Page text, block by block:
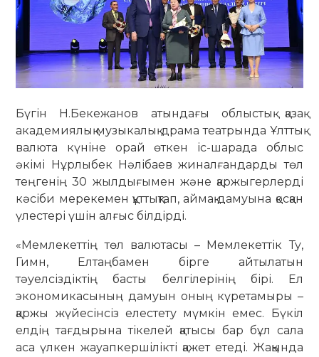
Бүгін Н.Бекежанов атындағы облыстық қазақ
академиялық музыкалық драма театрында Ұлттық
валюта күніне орай өткен іс-шарада облыс
әкімі Нұрлыбек Нәлібаев жиналғандарды төл
теңгенің 30 жылдығымен және қаржыгерлерді
кәсіби мерекемен құттықтап, аймақ дамуына қосқан
үлестері үшін алғыс білдірді.
«Мемлекеттің төл валютасы – Мемлекеттік Ту,
Гимн, Елтаңбамен бірге айтылатын
тәуелсіздіктің басты белгілерінің бірі. Ел
экономикасының дамуын оның күретамыры –
қаржы жүйесінсіз елестету мүмкін емес. Бүкіл
елдің тағдырына тікелей қатысы бар бұл сала
аса үлкен жауапкершілікті қажет етеді. Жақында